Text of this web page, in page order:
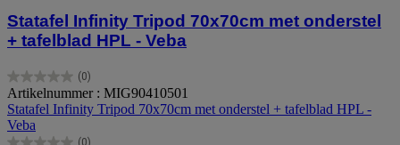
Statafel Infinity Tripod 70x70cm met onderstel
+ tafelblad HPL - Veba
(0)
0.0
van
de
5
Artikelnummer : MIG90410501
Statafel Infinity Tripod 70x70cm met onderstel + tafelblad HPL -
Veba
(0)